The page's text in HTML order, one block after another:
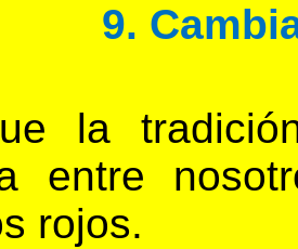
9.
la
entre
rojos.